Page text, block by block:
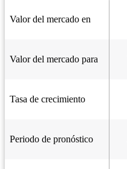
Valor del mercado en
Valor del mercado para
Tasa de crecimiento
Periodo de pronóstico